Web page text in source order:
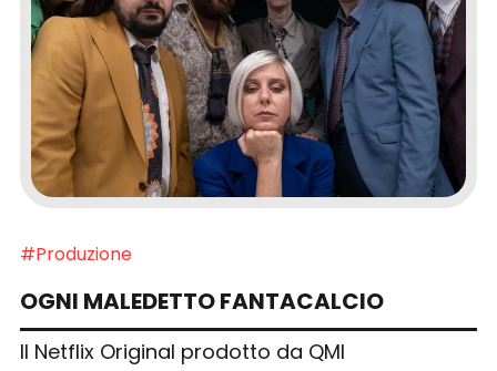
#Produzione
OGNI MALEDETTO FANTACALCIO
Il Netflix Original prodotto da QMI